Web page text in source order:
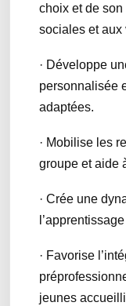
choix et de
sociales et aux
· Développe
personnalisée
adaptées.
· Mobilise les
groupe et aide
· Crée une
· Favorise
jeunes